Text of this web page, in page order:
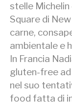
stelle
Square di
carne,
ambientale e
In Francia
gluten-free
nel suo
food fatta di